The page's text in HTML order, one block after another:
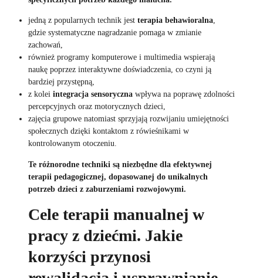
jedną z popularnych technik jest terapia behawioralna,
gdzie systematyczne nagradzanie pomaga w zmianie
zachowań,
również programy komputerowe i multimedia wspierają
naukę poprzez interaktywne doświadczenia, co czyni ją
bardziej przystępną,
z kolei integracja sensoryczna wpływa na poprawę zdolności
percepcyjnych oraz motorycznych dzieci,
zajęcia grupowe natomiast sprzyjają rozwijaniu umiejętności
społecznych dzięki kontaktom z rówieśnikami w
kontrolowanym otoczeniu.
Te różnorodne techniki są niezbędne dla efektywnej
terapii pedagogicznej, dopasowanej do unikalnych
potrzeb dzieci z zaburzeniami rozwojowymi.
Cele terapii manualnej w
pracy z dziećmi. Jakie
korzyści przynosi